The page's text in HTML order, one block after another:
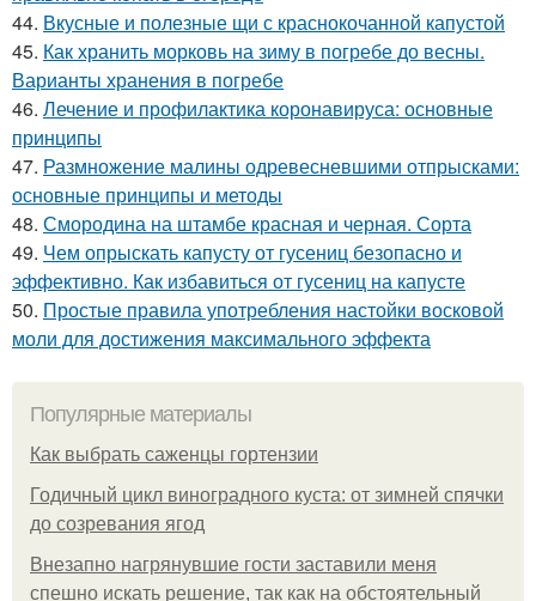
44. Вкусные и полезные щи с краснокочанной капустой
45. Как хранить морковь на зиму в погребе до весны.
Варианты хранения в погребе
46. Лечение и профилактика коронавируса: основные
принципы
47. Размножение малины одревесневшими отпрысками:
основные принципы и методы
48. Смородина на штамбе красная и черная. Сорта
49. Чем опрыскать капусту от гусениц безопасно и
эффективно. Как избавиться от гусениц на капусте
50. Простые правила употребления настойки восковой
моли для достижения максимального эффекта
Популярные материалы
Как выбрать саженцы гортензии
Годичный цикл виноградного куста: от зимней спячки
до созревания ягод
Внезапно нагрянувшие гости заставили меня
спешно искать решение, так как на обстоятельный